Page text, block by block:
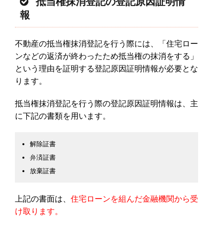
報
不動産の抵当権抹消登記を行う際には、「住宅ロー
ンなどの返済が終わったため抵当権の抹消をする」
という理由を証明する登記原因証明情報が必要とな
ります。
抵当権抹消登記を行う際の登記原因証明情報は、主
に下記の書類を用います。
解除証書
弁済証書
放棄証書
上記の書面は、 住宅ローンを組んだ金融機関から受
け取ります。